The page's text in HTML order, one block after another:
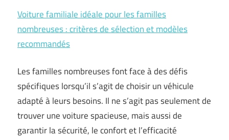
Voiture familiale idéale pour les familles
nombreuses : critères de sélection et modèles
recommandés
Les familles nombreuses font face à des défis
spécifiques lorsqu’il s’agit de choisir un véhicule
adapté à leurs besoins. Il ne s’agit pas seulement de
trouver une voiture spacieuse, mais aussi de
garantir la sécurité, le confort et l’efficacité